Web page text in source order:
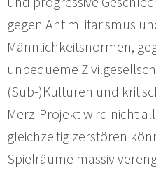
gegen Antimilitarismus
Männlichkeitsnormen,
unbequeme
(Sub-)Kulturen und
Merz-Projekt wird nicht
gleichzeitig zerstören
Spielräume massiv